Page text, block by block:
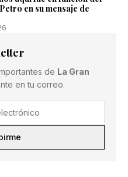
en su mensaje de
de La Gran
en tu correo.